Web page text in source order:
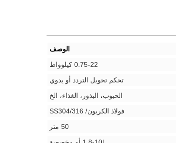
الوصف
0.75-22 كيلوواط
تحكم تحويل التردد أو يدوي
الحبوب، البذور، الغذاء، الخ
فولاذ الكربون/ SS304/316
50 متر